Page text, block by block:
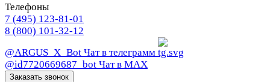
Телефоны
7 (495) 123-81-01
8 (800) 101-32-12
@ARGUS_X_Bot Чат в телеграмм
@id7720669687_bot Чат в МАХ
Заказать звонок